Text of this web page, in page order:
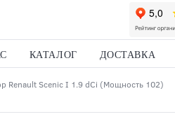
КАТАЛОГ ДОСТАВКА
Renault Scenic I 1.9 dCi (Мощность 102)